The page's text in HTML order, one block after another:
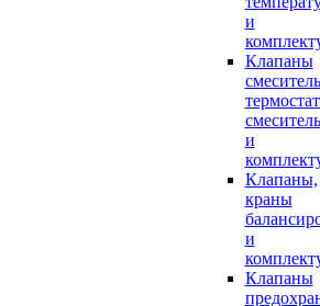
и
Клапаны
и
Клапаны,
краны
и
Клапаны